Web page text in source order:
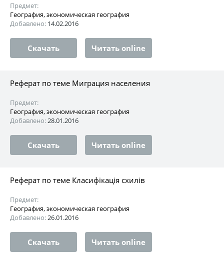
Предмет:
География, экономическая география
Добавлено: 14.02.2016
Скачать Читать online
Реферат по теме Миграция населения
Предмет:
География, экономическая география
Добавлено:28.01.2016
Скачать Читать online
Реферат по теме Класифікація схилів
Предмет:
География, экономическая география
Добавлено:26.01.2016
Скачать Читать online